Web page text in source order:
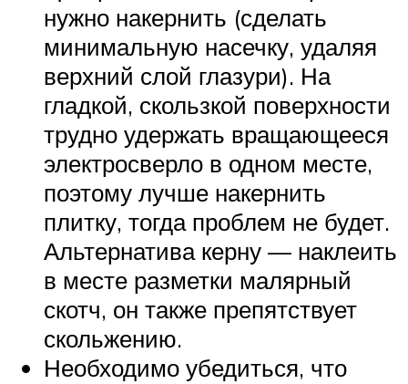
нужно накернить (сделать
минимальную насечку, удаляя
верхний слой глазури). На
гладкой, скользкой поверхности
трудно удержать вращающееся
электросверло в одном месте,
поэтому лучше накернить
плитку, тогда проблем не будет.
Альтернатива керну — наклеить
в месте разметки малярный
скотч, он также препятствует
скольжению.
Необходимо убедиться, что